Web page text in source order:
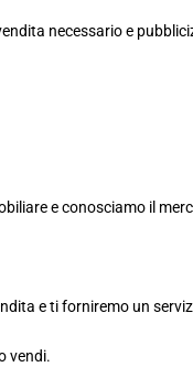
necessario e
e conosciamo il
e ti forniremo un
vendi.